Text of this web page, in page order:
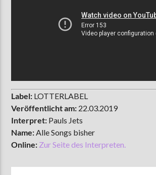
Label: LOTTERLABEL
Veröffentlicht am: 22.03.2019
Interpret: Pauls Jets
Name:Alle Songs bisher
Online: Zur Seite des Interpreten.